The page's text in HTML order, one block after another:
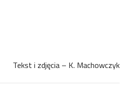
Tekst i zdjęcia – K. Machowczyk